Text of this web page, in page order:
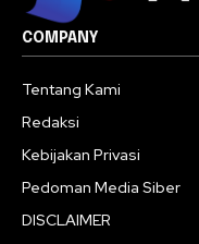
COMPANY
Tentang Kami
Redaksi
Kebijakan Privasi
Pedoman Media Siber
DISCLAIMER